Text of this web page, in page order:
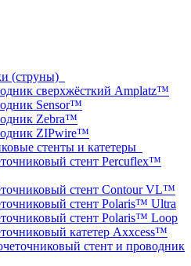
(струны)
сверхжёсткий Amplatz™
Sensor™
Zebra™
ZIPwire™
стенты и катетеры
стент Percuflex™
стент Contour VL™
стент Polaris™ Ultra
стент Polaris™ Loop
катетер Axxcess™
стент и проводник